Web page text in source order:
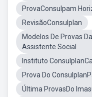
ProvaConsulpam
RevisãoConsulplan
Modelos De Provas
Assistente Social
Instituto
Prova Do
Última ProvasDo